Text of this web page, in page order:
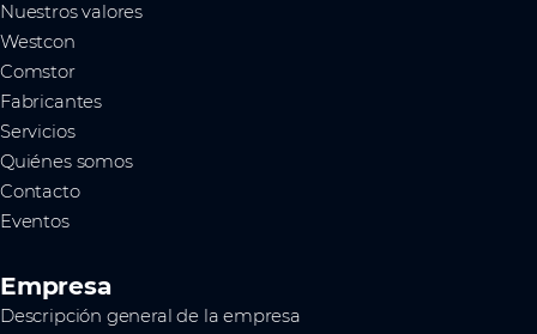
Nuestros valores
Westcon
Comstor
Fabricantes
Servicios
Quiénes somos
Contacto
Eventos
Empresa
Descripción general de la empresa